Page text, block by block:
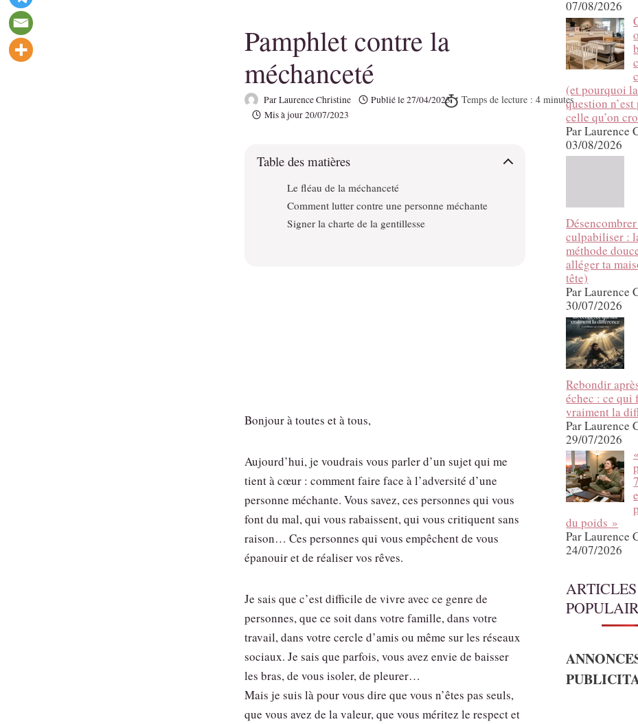
Pamphlet contre la
méchanceté
ParLaurence Christine Publié le27/04/2023
Mis à jour20/07/2023
Table des matières
Le fléau de la méchanceté
Comment lutter contre une personne méchante
Signer la charte de la gentillesse
Bonjour à toutes et à tous,
Aujourd’hui, je voudrais vous parler d’un sujet qui me
tient à cœur : comment faire face à l’adversité d’une
personne méchante. Vous savez, ces personnes qui vous
font du mal, qui vous rabaissent, qui vous critiquent sans
raison… Ces personnes qui vous empêchent de vous
épanouir et de réaliser vos rêves.
Je sais que c’est difficile de vivre avec ce genre de
personnes, que ce soit dans votre famille, dans votre
travail, dans votre cercle d’amis ou même sur les réseaux
sociaux. Je sais que parfois, vous avez envie de baisser
les bras, de vous isoler, de pleurer…
Mais je suis là pour vous dire que vous n’êtes pas seuls,
que vous avez de la valeur, que vous méritez le respect et
07/08/2026
(et pourquoi la
question n’est
celle qu’on
Par Laurence
03/08/2026
culpabiliser :
méthode
alléger ta
tête)
Par Laurence
30/07/2026
Rebondir
échec : ce qui
vraiment la
Par Laurence
29/07/2026
du poids »
Par Laurence
24/07/2026
ARTICLES